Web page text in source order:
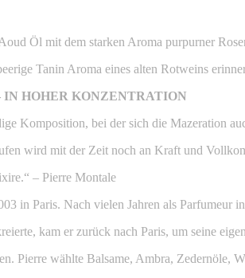
Öl mit dem starken Aroma purpurner
Tanin Aroma eines alten Rotweins
HOHER KONZENTRATION
Komposition, bei der sich die Mazeration
wird mit der Zeit noch an Kraft und
– Pierre Montale
in Paris. Nach vielen Jahren als Parfumeur
kam er zurück nach Paris, um seine
Pierre wählte Balsame, Ambra, Zedernöle,